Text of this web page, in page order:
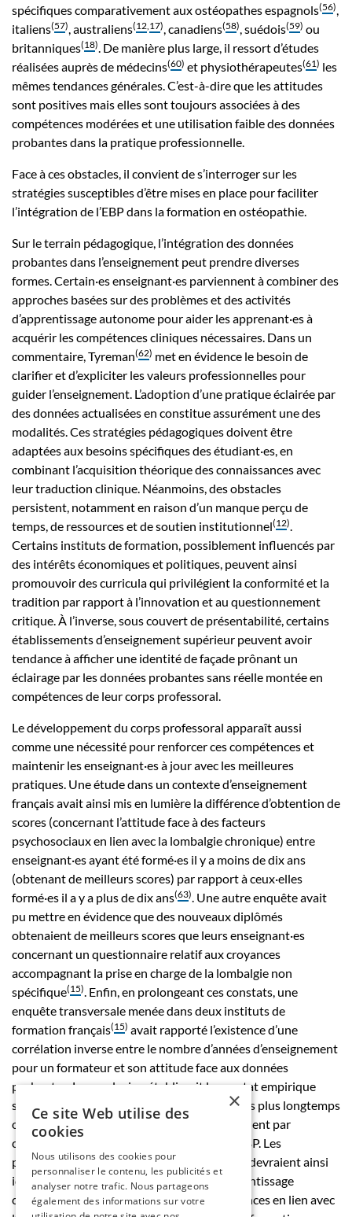
spécifiques comparativement aux ostéopathes espagnols(56),
italiens(57), australiens(12,17), canadiens(58), suédois(59) ou
britanniques(18). De manière plus large, il ressort d’études
réalisées auprès de médecins(60) et physiothérapeutes(61) les
mêmes tendances générales. C’est-à-dire que les attitudes
sont positives mais elles sont toujours associées à des
compétences modérées et une utilisation faible des données
probantes dans la pratique professionnelle.
Face à ces obstacles, il convient de s’interroger sur les
stratégies susceptibles d’être mises en place pour faciliter
l’intégration de l’EBP dans la formation en ostéopathie.
Sur le terrain pédagogique, l’intégration des données
probantes dans l’enseignement peut prendre diverses
formes. Certain·es enseignant·es parviennent à combiner des
approches basées sur des problèmes et des activités
d’apprentissage autonome pour aider les apprenant·es à
acquérir les compétences cliniques nécessaires. Dans un
commentaire, Tyreman(62) met en évidence le besoin de
clarifier et d’expliciter les valeurs professionnelles pour
guider l’enseignement. L’adoption d’une pratique éclairée par
des données actualisées en constitue assurément une des
modalités. Ces stratégies pédagogiques doivent être
adaptées aux besoins spécifiques des étudiant·es, en
combinant l’acquisition théorique des connaissances avec
leur traduction clinique. Néanmoins, des obstacles
persistent, notamment en raison d’un manque perçu de
temps, de ressources et de soutien institutionnel(12).
Certains instituts de formation, possiblement influencés par
des intérêts économiques et politiques, peuvent ainsi
promouvoir des curricula qui privilégient la conformité et la
tradition par rapport à l’innovation et au questionnement
critique. À l’inverse, sous couvert de présentabilité, certains
établissements d’enseignement supérieur peuvent avoir
tendance à afficher une identité de façade prônant un
éclairage par les données probantes sans réelle montée en
compétences de leur corps professoral.
Le développement du corps professoral apparaît aussi
comme une nécessité pour renforcer ces compétences et
maintenir les enseignant·es à jour avec les meilleures
pratiques. Une étude dans un contexte d’enseignement
français avait ainsi mis en lumière la différence d’obtention de
scores (concernant l’attitude face à des facteurs
psychosociaux en lien avec la lombalgie chronique) entre
enseignant·es ayant été formé·es il y a moins de dix ans
(obtenant de meilleurs scores) par rapport à ceux·elles
formé·es il a y a plus de dix ans(63). Une autre enquête avait
pu mettre en évidence que des nouveaux diplômés
obtenaient de meilleurs scores que leurs enseignant·es
concernant un questionnaire relatif aux croyances
accompagnant la prise en charge de la lombalgie non
spécifique(15). Enfin, en prolongeant ces constats, une
enquête transversale menée dans deux instituts de
formation français(15) avait rapporté l’existence d’une
corrélation inverse entre le nombre d’années d’enseignement
pour un formateur et son attitude face aux données
probantes. La conclusion établissait le constat empirique
selon lequel les enseignant·es formant depuis plus longtemps
obtenaient de moins bons scores et possédaient par
conséquent une image moins positive de l’EBP. Les
programmes de développement professoral devraient ainsi
idéalement inclure des opportunités d’apprentissage
collaboratif visant à augmenter les compétences en lien avec
×
Ce site Web utilise des
cookies
Nous utilisons des cookies pour
personnaliser le contenu, les publicités et
analyser notre trafic. Nous partageons
également des informations sur votre